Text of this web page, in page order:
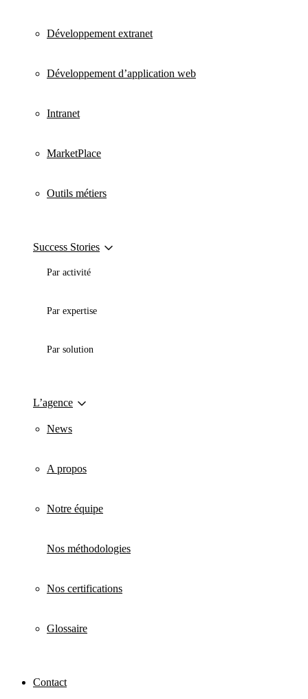
Développement extranet
Développement d’application web
Intranet
MarketPlace
Outils métiers
Success Stories
Par activité
Par expertise
Par solution
L’agence
News
A propos
Notre équipe
Nos méthodologies
Nos certifications
Glossaire
Contact